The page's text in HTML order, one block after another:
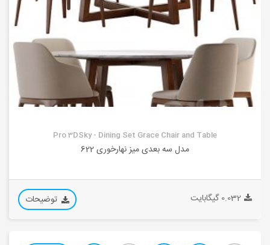
Pro 3DSky - Dining Set Grace Chair and Table
مدل سه بعدی میز نهارخوری 622
0.032 گیگابایت توضیحات